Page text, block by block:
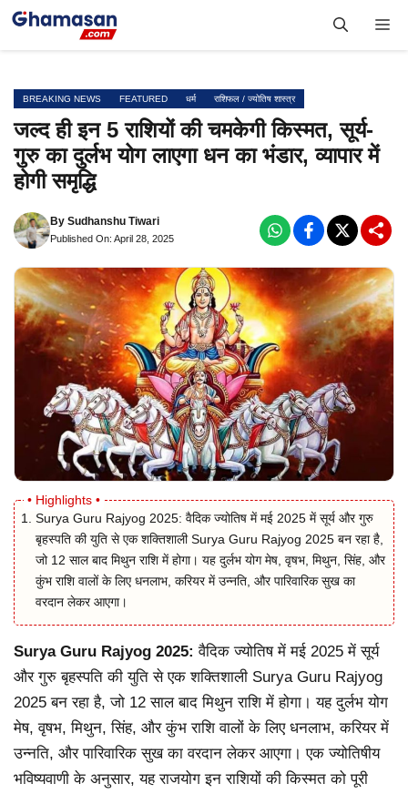
Skip
BREAKING NEWS FEATURED धर्म राशिफल / ज्योतिष शास्त्र
जल्द ही इन 5 राशियों की चमकेगी किस्मत, सूर्य-
गुरु का दुर्लभ योग लाएगा धन का भंडार, व्यापार में
होगी समृद्धि
By Sudhanshu Tiwari
Published On: April 28, 2025
Surya Guru Rajyog 2025: वैदिक ज्योतिष में मई 2025 में सूर्य और गुरु
बृहस्पति की युति से एक शक्तिशाली Surya Guru Rajyog 2025 बन रहा है,
जो 12 साल बाद मिथुन राशि में होगा। यह दुर्लभ योग मेष, वृषभ, मिथुन, सिंह, और
कुंभ राशि वालों के लिए धनलाभ, करियर में उन्नति, और पारिवारिक सुख का
वरदान लेकर आएगा।
Surya Guru Rajyog 2025: वैदिक ज्योतिष में मई 2025 में सूर्य
और गुरु बृहस्पति की युति से एक शक्तिशाली Surya Guru Rajyog
2025 बन रहा है, जो 12 साल बाद मिथुन राशि में होगा। यह दुर्लभ योग
मेष, वृषभ, मिथुन, सिंह, और कुंभ राशि वालों के लिए धनलाभ, करियर में
उन्नति, और पारिवारिक सुख का वरदान लेकर आएगा। एक ज्योतिषीय
भविष्यवाणी के अनुसार, यह राजयोग इन राशियों की किस्मत को पूरी